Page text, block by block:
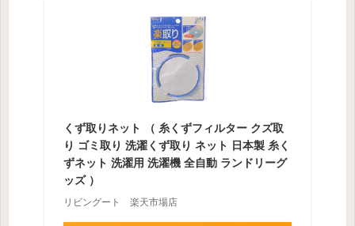
くず取りネット （ 糸くずフィルター クズ取
り ゴミ取り 洗濯くず取り ネット 日本製 糸く
ずネット 洗濯用 洗濯機 全自動 ランドリーグ
ッズ ）
リビングート 楽天市場店